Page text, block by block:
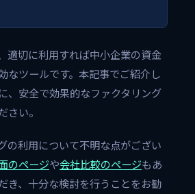
適切に利用すれば中小企業の資金
なツールです。本記事でご紹介し
、安全で効果的なファクタリング
さい。
の利用について不明な点がござい
のページや会社比較のページもあ
き、十分な検討を行うことをお勧